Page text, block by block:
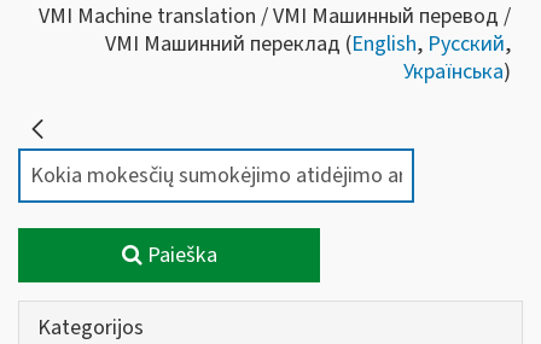
VMI Machine translation / VMI Машинный перевод /
VMI Машинний переклад (English, Русский,
Українська)
Paieška
Kategorijos